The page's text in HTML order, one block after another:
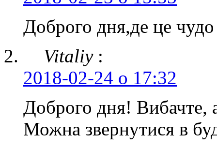
Доброго дня,де це
Vitaliy :
2018-02-24 о 17:32
Доброго дня! Вибачте,
Можна звернутися в